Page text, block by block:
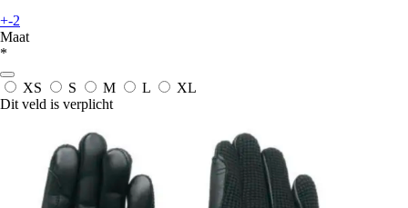
+-2
Maat
*
XS S M L
XL
Dit veld is verplicht